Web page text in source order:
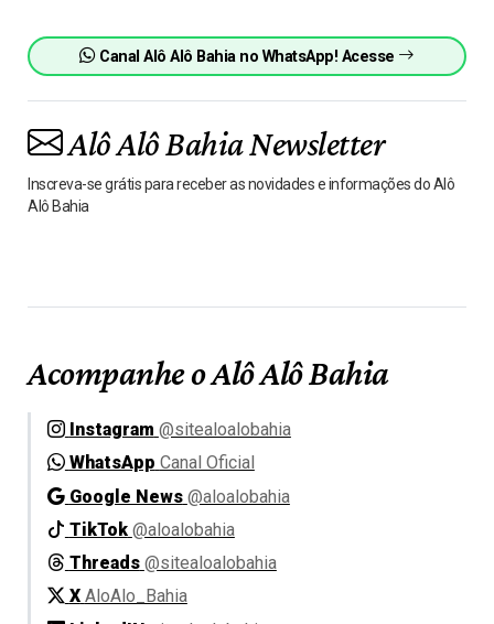
Canal Alô Alô Bahia no WhatsApp! Acesse
Alô Alô Bahia Newsletter
Inscreva-se grátis para receber as novidades e informações do Alô
Alô Bahia
Acompanhe o Alô Alô Bahia
Instagram @sitealoalobahia
WhatsApp Canal Oficial
Google News @aloalobahia
TikTok @aloalobahia
Threads @sitealoalobahia
X AloAlo_Bahia